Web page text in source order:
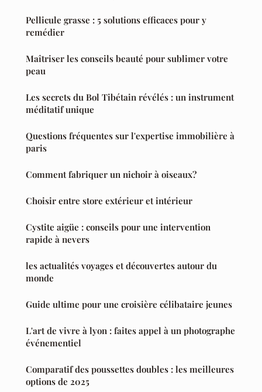
Pellicule grasse : 5 solutions efficaces pour y
remédier
Maîtriser les conseils beauté pour sublimer votre
peau
Les secrets du Bol Tibétain révélés : un instrument
méditatif unique
Questions fréquentes sur l'expertise immobilière à
paris
Comment fabriquer un nichoir à oiseaux?
Choisir entre store extérieur et intérieur
Cystite aigüe : conseils pour une intervention
rapide à nevers
les actualités voyages et découvertes autour du
monde
Guide ultime pour une croisière célibataire jeunes
L'art de vivre à lyon : faites appel à un photographe
événementiel
Comparatif des poussettes doubles : les meilleures
options de 2025